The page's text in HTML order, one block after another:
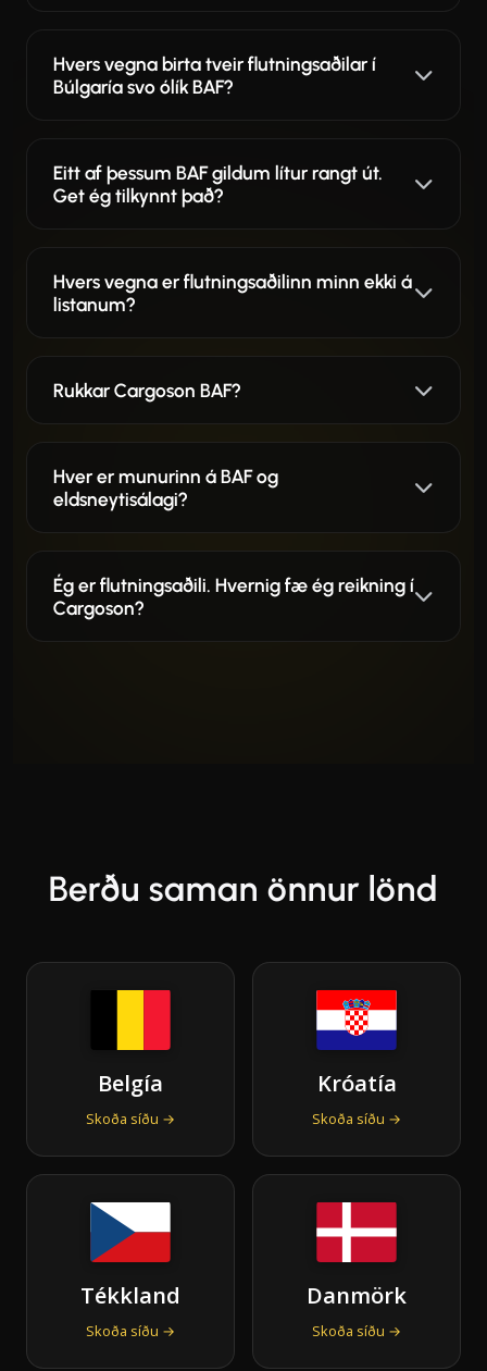
Hvers vegna birta tveir flutningsaðilar í
Búlgaría svo ólík BAF?
Eitt af þessum BAF gildum lítur rangt út.
Get ég tilkynnt það?
Hvers vegna er flutningsaðilinn minn ekki á
listanum?
Rukkar Cargoson BAF?
Hver er munurinn á BAF og
eldsneytisálagi?
Ég er flutningsaðili. Hvernig fæ ég reikning í
Cargoson?
Berðu saman önnur lönd
Belgía
Skoða síðu →
Króatía
Skoða síðu →
Tékkland
Skoða síðu →
Danmörk
Skoða síðu →